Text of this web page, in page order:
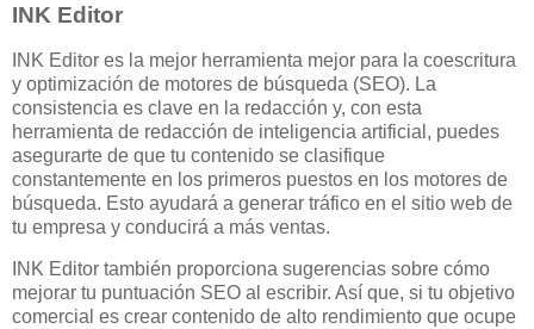
INK Editor
INK Editor es la mejor herramienta mejor para la coescritura
y optimización de motores de búsqueda (SEO). La
consistencia es clave en la redacción y, con esta
herramienta de redacción de inteligencia artificial, puedes
asegurarte de que tu contenido se clasifique
constantemente en los primeros puestos en los motores de
búsqueda. Esto ayudará a generar tráfico en el sitio web de
tu empresa y conducirá a más ventas.
INK Editor también proporciona sugerencias sobre cómo
mejorar tu puntuación SEO al escribir. Así que, si tu objetivo
comercial es crear contenido de alto rendimiento que ocupe